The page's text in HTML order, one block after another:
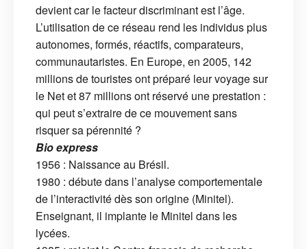
devient car le facteur discriminant est l’âge.
L’utilisation de ce réseau rend les individus plus
autonomes, formés, réactifs, comparateurs,
communautaristes. En Europe, en 2005, 142
millions de touristes ont préparé leur voyage sur
le Net et 87 millions ont réservé une prestation :
qui peut s’extraire de ce mouvement sans
risquer sa pérennité ?
Bio express
1956 : Naissance au Brésil.
1980 : débute dans l’analyse comportementale
de l’interactivité dès son origine (Minitel).
Enseignant, il implante le Minitel dans les
lycées.